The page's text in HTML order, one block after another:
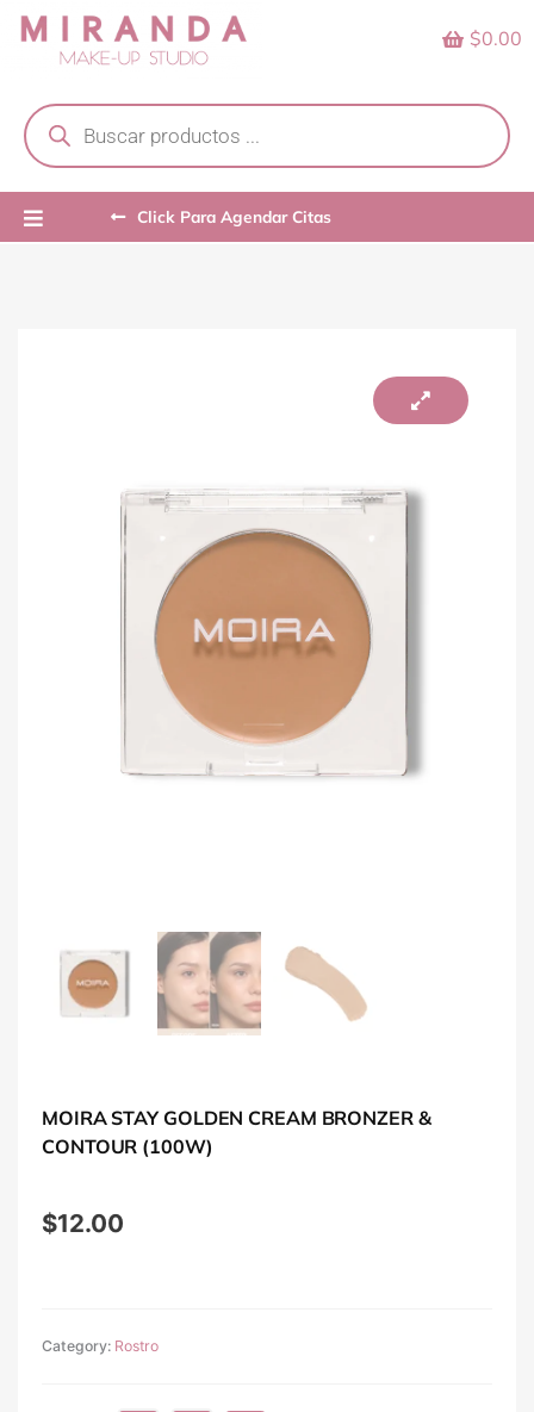
Skip
search
$0.00
Click Para Agendar Citas
MOIRA STAY GOLDEN CREAM BRONZER &
CONTOUR (100W)
$12.00
Category: Rostro